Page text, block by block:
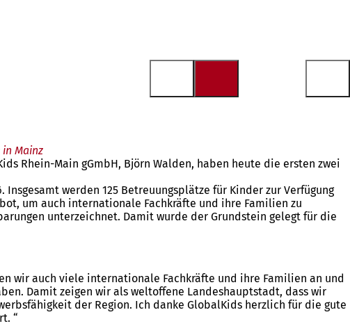
Mainz
Rhein-Main gGmbH, Björn Walden, haben heute die ersten zwei
werden 125 Betreuungsplätze für Kinder zur Verfügung
um auch internationale Fachkräfte und ihre Familien zu
unterzeichnet. Damit wurde der Grundstein gelegt für die
wir auch viele internationale Fachkräfte und ihre Familien an und
Damit zeigen wir als weltoffene Landeshauptstadt, dass wir
der Region. Ich danke GlobalKids herzlich für die gute
“